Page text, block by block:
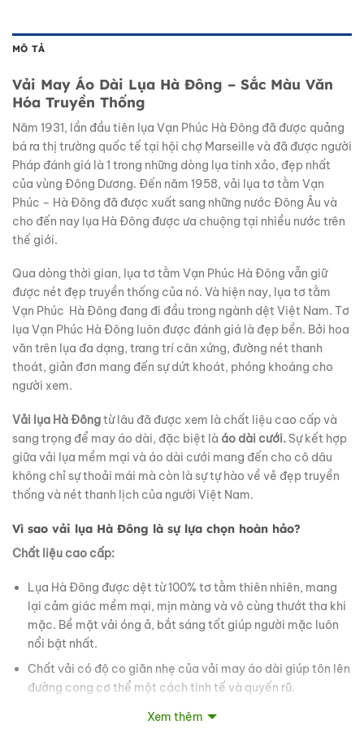
MÔ TẢ
Vải May Áo Dài Lụa Hà Đông – Sắc Màu Văn
Hóa Truyền Thống
Năm 1931, lần đầu tiên lụa Vạn Phúc Hà Đông đã được quảng
bá ra thị trường quốc tế tại hội chợ Marseille và đã được người
Pháp đánh giá là 1 trong những dòng lụa tinh xảo, đẹp nhất
của vùng Đông Dương. Đến năm 1958, vải lụa tơ tằm Vạn
Phúc – Hà Đông đã được xuất sang những nước Đông Âu và
cho đến nay lụa Hà Đông được ưa chuộng tại nhiều nước trên
thế giới.
Qua dòng thời gian, lụa tơ tằm Vạn Phúc Hà Đông vẫn giữ
được nét đẹp truyền thống của nó. Và hiện nay, lụa tơ tằm
Vạn Phúc Hà Đông đang đi đầu trong ngành dệt Việt Nam. Tơ
lụa Vạn Phúc Hà Đông luôn được đánh giá là đẹp bền. Bởi hoa
văn trên lụa đa dạng, trang trí cân xứng, đường nét thanh
thoát, giản đơn mang đến sự dứt khoát, phóng khoáng cho
người xem.
Vải lụa Hà Đôngtừ lâu đã được xem là chất liệu cao cấp và
sang trọng để may áo dài, đặc biệt là áo dài cưới. Sự kết hợp
giữa vải lụa mềm mại và áo dài cưới mang đến cho cô dâu
không chỉ sự thoải mái mà còn là sự tự hào về vẻ đẹp truyền
thống và nét thanh lịch của người Việt Nam.
Vì sao vải lụa Hà Đông là sự lựa chọn hoàn hảo?
Chất liệu cao cấp:
Lụa Hà Đông được dệt từ 100% tơ tằm thiên nhiên, mang
lại cảm giác mềm mại, mịn màng và vô cùng thướt tha khi
mặc. Bề mặt vải óng ả, bắt sáng tốt giúp người mặc luôn
nổi bật nhất.
Chất vải có độ co giãn nhẹ của vải may áo dài giúp tôn lên
đường cong cơ thể một cách tinh tế và quyến rũ.
Xem thêm